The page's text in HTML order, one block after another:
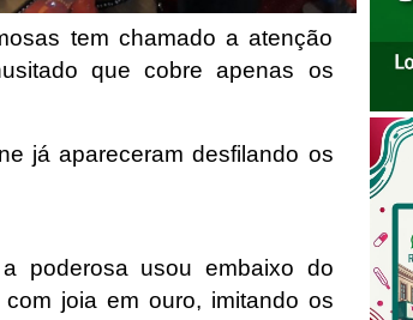
tem chamado a atenção
que cobre apenas os
já apareceram desfilando os
poderosa usou embaixo do
joia em ouro, imitando os